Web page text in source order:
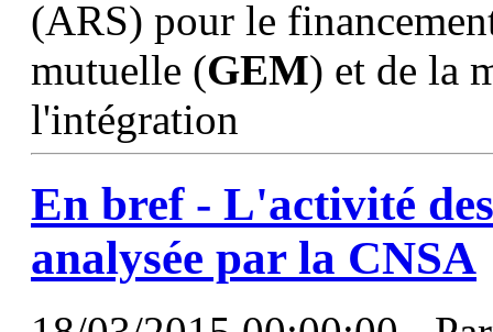
(ARS) pour le
mutuelle (GEM) et de la
l'intégration
En bref - L'activité
analysée par la CNSA